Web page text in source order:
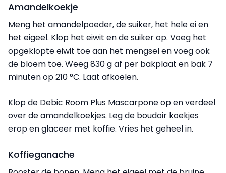
Amandelkoekje
Meng het amandelpoeder, de suiker, het hele ei en
het eigeel. Klop het eiwit en de suiker op. Voeg het
opgeklopte eiwit toe aan het mengsel en voeg ook
de bloem toe. Weeg 830 g af per bakplaat en bak 7
minuten op 210 °C. Laat afkoelen.
Klop de Debic Room Plus Mascarpone op en verdeel
over de amandelkoekjes. Leg de boudoir koekjes
erop en glaceer met koffie. Vries het geheel in.
Koffieganache